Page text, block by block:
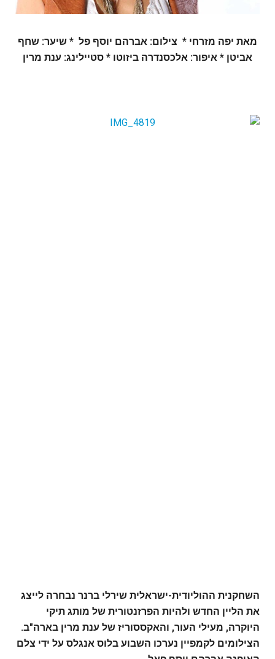
מאת יפה מזרחי * צילום: אברהם יוסף פל * שיער: שחף
אביטן * איפור: אלכסנדרה ביזוטו * סטיילינג: ענת מרין
השחקנית ההוליודית-ישראלית שירלי ברנר נבחרה לייצג
את הליין החדש ולהיות הפרזנטורית של מותג תיקי
היוקרה, מעילי העור, והאקססוריז של ענת מרין בארה"ב.
הצילומים לקמפיין נערכו השבוע בלוס אנגלס על ידי צלם